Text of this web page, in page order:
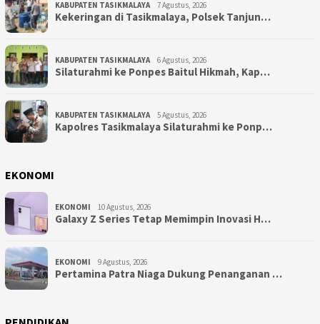
KABUPATEN TASIKMALAYA 7 Agustus, 2026
Kekeringan di Tasikmalaya, Polsek Tanjun…
KABUPATEN TASIKMALAYA 6 Agustus, 2026
Silaturahmi ke Ponpes Baitul Hikmah, Kap…
KABUPATEN TASIKMALAYA 5 Agustus, 2026
Kapolres Tasikmalaya Silaturahmi ke Ponp…
EKONOMI
EKONOMI 10 Agustus, 2026
Galaxy Z Series Tetap Memimpin Inovasi H…
EKONOMI 9 Agustus, 2026
Pertamina Patra Niaga Dukung Penanganan …